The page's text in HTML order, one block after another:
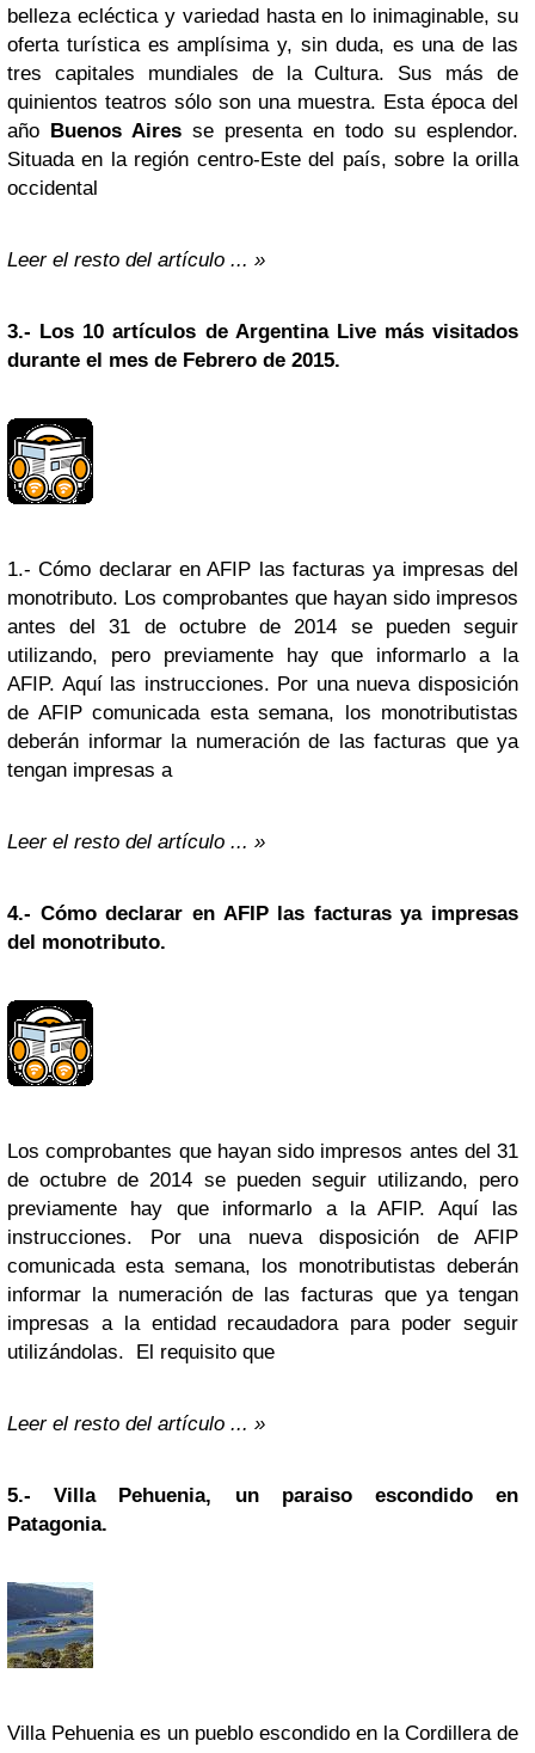
belleza ecléctica y variedad hasta en lo inimaginable, su
oferta turística es amplísima y, sin duda, es una de las
tres capitales mundiales de laCultura. Sus más de
quinientos teatros sólo son una muestra. Esta época del
año Buenos Aires se presenta en todo su esplendor.
Situada en la región centro-Este del país, sobre la orilla
occidental
Leer el resto del artículo ... »
3.- Los 10 artículos de Argentina Live más visitados
durante el mes de Febrero de 2015.
1.- Cómo declarar en AFIP las facturas ya impresas del
monotributo. Los comprobantes que hayan sido impresos
antes del 31 de octubre de 2014 se pueden seguir
utilizando, pero previamente hay que informarlo a la
AFIP. Aquí las instrucciones. Por una nueva disposición
de AFIP comunicada esta semana, los monotributistas
deberán informar la numeración de las facturas que ya
tengan impresas a
Leer el resto del artículo ... »
4.- Cómo declarar en AFIP las facturas ya impresas
del monotributo.
Los comprobantes que hayan sido impresos antes del 31
de octubre de 2014 se pueden seguir utilizando, pero
previamente hay que informarlo a la AFIP. Aquí las
instrucciones. Por una nueva disposición de AFIP
comunicada esta semana, los monotributistas deberán
informar la numeración de las facturas que ya tengan
impresas a la entidad recaudadora para poder seguir
utilizándolas. El requisito que
Leer el resto del artículo ... »
5.-Villa Pehuenia, un paraiso escondido en
Patagonia.
Villa Pehuenia es un pueblo escondido en la Cordillera de